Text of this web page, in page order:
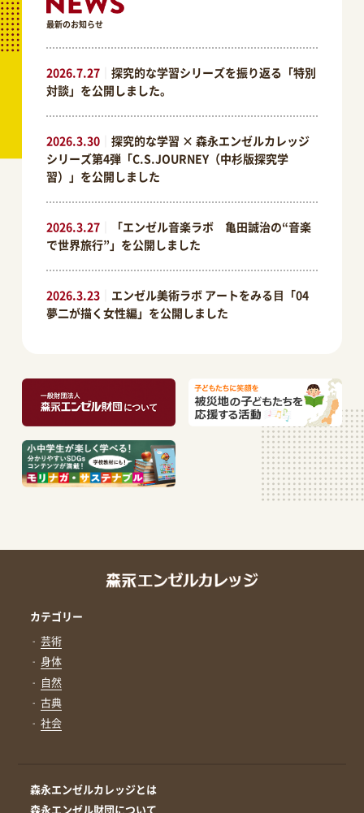
最新のお知らせ
2026.7.27｜ 探究的な学習シリーズを振り返る「特別
対談」を公開しました。
2026.3.30｜ 探究的な学習 × 森永エンゼルカレッジ
シリーズ第4弾「C.S.JOURNEY（中杉版探究学
習）」を公開しました
2026.3.27｜
「エンゼル音楽ラボ 亀田誠治の“音楽
で世界旅行”」を公開しました
2026.3.23｜ エンゼル美術ラボ アートをみる⽬「04
夢二が描く女性編」を公開しました
カテゴリー
芸術
身体
自然
古典
社会
森永エンゼルカレッジとは
森永エンゼル財団について